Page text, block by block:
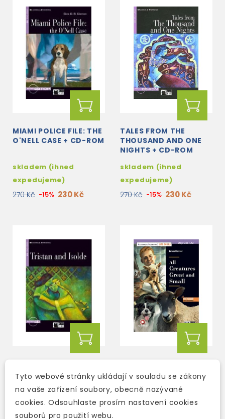
MIAMI POLICE FILE: THE
O'NELL CASE + CD-ROM
skladem (ihned
expedujeme)
270 Kč -15% 230 Kč
TALES FROM THE
THOUSAND AND ONE
NIGHTS + CD-ROM
skladem (ihned
expedujeme)
270 Kč -15% 230 Kč
CD
skladem (ihned
expedujeme)
AND SMALL + AUDIO
DOWNLOAD
2-3 týdny
Tyto webové stránky ukládají v souladu se zákony
na vaše zařízení soubory, obecně nazývané
cookies. Odsouhlaste prosím nastavení cookies
souborů pro použití webu.